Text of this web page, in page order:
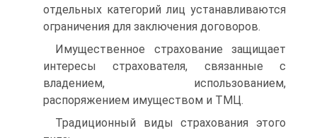
отдельных категорий лиц устанавливаются
ограничения для заключения договоров.
Имущественное страхование защищает
интересы страхователя, связанные с
владением, использованием,
распоряжением имуществом и ТМЦ.
Традиционный виды страхования этого